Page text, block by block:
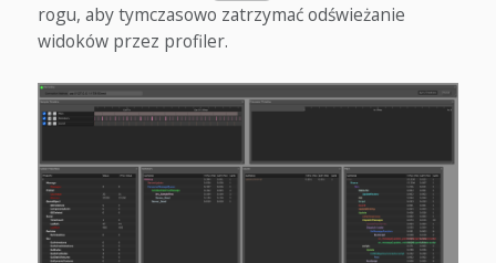
rogu, aby tymczasowo zatrzymać odświeżanie
widoków przez profiler.